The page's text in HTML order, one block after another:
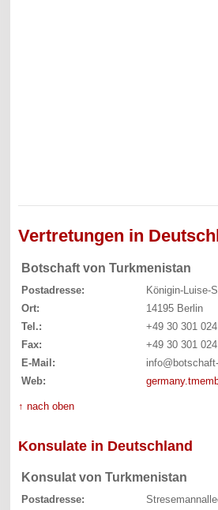
Vertretungen in
Botschaft von Turkmenistan
Postadresse:
Königin-Luise-
Ort:
14195 Berlin
Tel.:
+49 30 301
Fax:
+49 30 301
E-Mail:
Web:
↑ nach oben
Konsulate in Deutschland
Konsulat von Turkmenistan
Postadresse: